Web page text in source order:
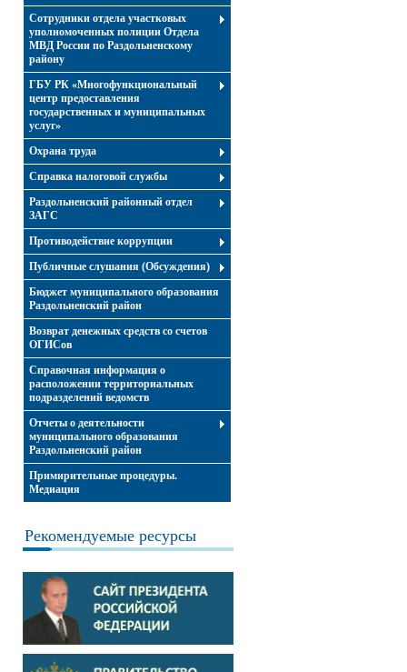
Сотрудники отдела участковых
уполномоченных полиции Отдела
МВД России по Раздольненскому
району
ГБУ РК «Многофункциональный
центр предоставления
государственных и муниципальных
услуг»
Охрана труда
Справка налоговой службы
Раздольненский районный отдел
ЗАГС
Противодействие коррупции
Публичные слушания (Обсуждения)
Бюджет муниципального образования
Раздольненский район
Возврат денежных средств со счетов
ОГИСов
Справочная информация о
расположении территориальных
подразделений ведомств
Отчеты о деятельности
муниципального образования
Раздольненский район
Примирительные процедуры.
Медиация
Рекомендуемые ресурсы